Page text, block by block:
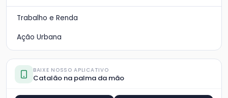
Trabalho e Renda
Ação Urbana
BAIXE NOSSO APLICATIVO
Catalão na palma da mão